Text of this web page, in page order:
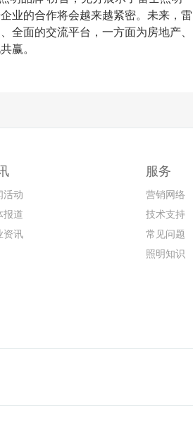
业的合作将会越来越紧密。未来，雷
面的交流平台，一方面为房地产、
赢。
活动
报道
资讯
服务
营销网络
技术支持
常见问题
照明知识